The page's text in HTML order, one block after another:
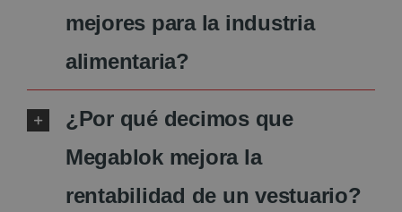
mejores para la industria
alimentaria?
¿Por qué decimos que
Megablok mejora la
rentabilidad de un vestuario?